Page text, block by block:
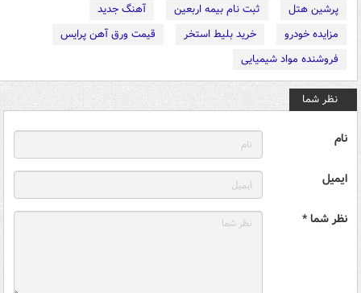
پرشین هتل
ثبت نام بیمه اربعین
آهنگ جدید
مزایده خودرو
خرید بلیط استخر
قیمت ورق آهن پرایس
فروشنده مواد شیمیایی
نظر شما
نام
ایمیل
نظر شما *